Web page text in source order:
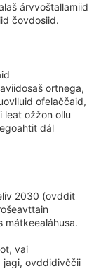
árvvoštallamiid
čovdosiid.
ortnega,
ofelaččaid,
leat ožžon ollu
dál
2030 (ovddit
mátkeealáhusa.
vai
jagi, ovddidivččii